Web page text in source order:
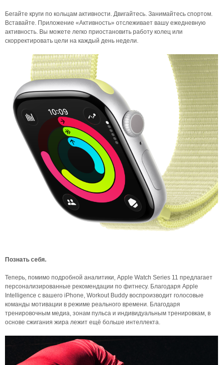
Бегайте круги по кольцам активности. Двигайтесь. Занимайтесь спортом.
Вставайте. Приложение «Активность» отслеживает вашу ежедневную
активность. Вы можете легко приостановить работу колец или
скорректировать цели на каждый день недели.
Познать себя.
Теперь, помимо подробной аналитики, Apple Watch Series 11 предлагает
персонализированные рекомендации по фитнесу. Благодаря Apple
Intelligence с вашего iPhone, Workout Buddy воспроизводит голосовые
команды мотивации в режиме реального времени. Благодаря
тренировочным медиа, зонам пульса и индивидуальным тренировкам, в
основе сжигания жира лежит ещё больше интеллекта.